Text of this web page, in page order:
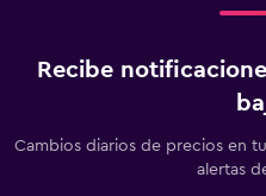
Recibe
Cambios diarios de precios en
alertas